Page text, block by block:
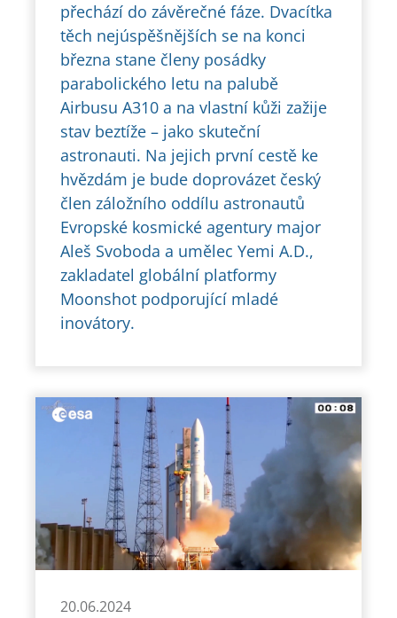
přechází do závěrečné fáze. Dvacítka
těch nejúspěšnějších se na konci
března stane členy posádky
parabolického letu na palubě
Airbusu A310 a na vlastní kůži zažije
stav beztíže – jako skuteční
astronauti. Na jejich první cestě ke
hvězdám je bude doprovázet český
člen záložního oddílu astronautů
Evropské kosmické agentury major
Aleš Svoboda a umělec Yemi A.D.,
zakladatel globální platformy
Moonshot podporující mladé
inovátory.
20.06.2024